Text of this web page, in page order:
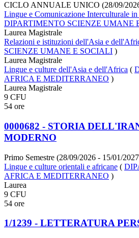
CICLO ANNUALE UNICO (28/09/
Lingue e Comunicazione Interculturale in
DIPARTIMENTO SCIENZE UMANE
Laurea Magistrale
Relazioni e istituzioni dell'Asia e
SCIENZE UMANE E SOCIALI )
Laurea Magistrale
Lingue e culture dell'Asia e dell'Africa (
AFRICA E MEDITERRANEO )
Laurea Magistrale
9 CFU
54 ore
0000682 - STORIA
MODERNO
Primo Semestre (28/09/2026 - 15/01/
Lingue e culture orientali e africane (
AFRICA E MEDITERRANEO )
Laurea
9 CFU
54 ore
1/1239 - LETTERATURA